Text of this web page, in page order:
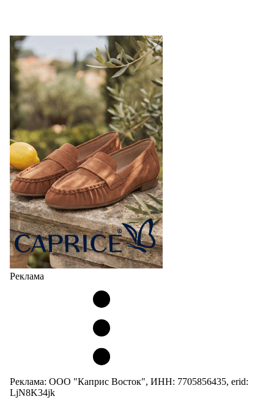
Реклама
Реклама: ООО "Каприс Восток", ИНН: 7705856435, erid:
LjN8K34jk